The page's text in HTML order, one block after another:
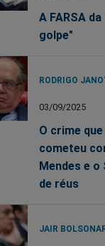
A FARSA
golpe"
RODRIGO
03/09/2025
O crime
cometeu
Mendes e o
de réus
JAIR